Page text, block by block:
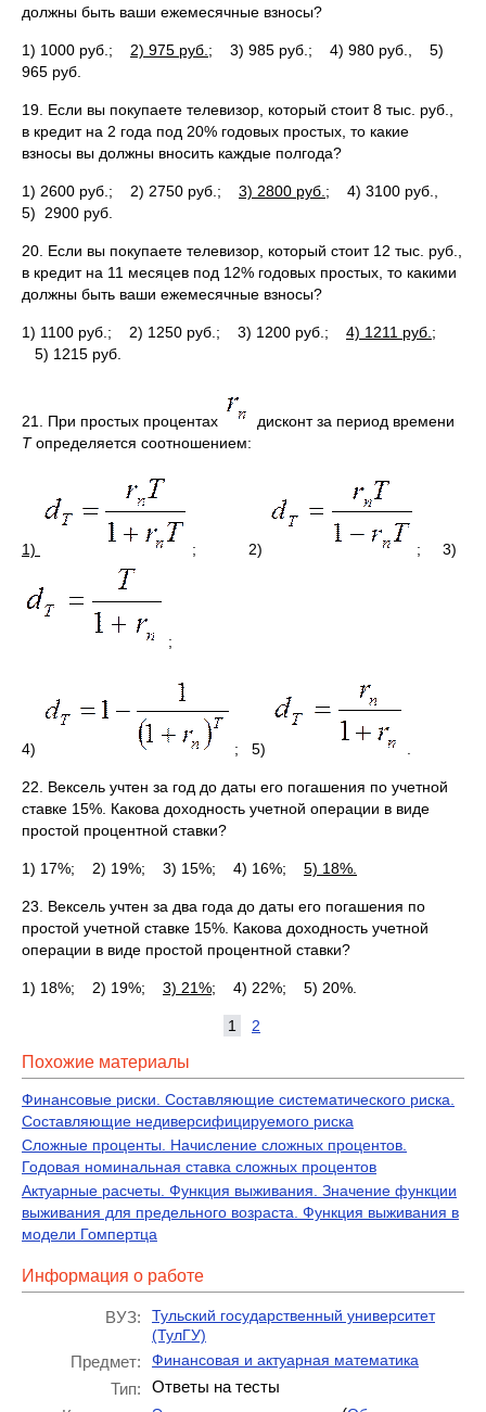
должны быть ваши ежемесячные взносы?
1) 1000 руб.; 2) 975 руб.; 3) 985 руб.; 4) 980 руб., 5)
965 руб.
19. Если вы покупаете телевизор, который стоит 8 тыс. руб.,
в кредит на 2 года под 20% годовых простых, то какие
взносы вы должны вносить каждые полгода?
1) 2600 руб.; 2) 2750 руб.; 3) 2800 руб.; 4) 3100 руб.,
5) 2900 руб.
20. Если вы покупаете телевизор, который стоит 12 тыс. руб.,
в кредит на 11 месяцев под 12% годовых простых, то какими
должны быть ваши ежемесячные взносы?
1) 1100 руб.; 2) 1250 руб.; 3) 1200 руб.; 4) 1211 руб.;
5) 1215 руб.
21. При простых процентах
дисконт за период времени
Топределяется соотношением:
1) ; 2) ; 3)
;
4) ; 5)
22. Вексель учтен за год до даты его погашения по учетной
ставке 15%. Какова доходность учетной операции в виде
простой процентной ставки?
1) 17%; 2) 19%; 3) 15%; 4) 16%; 5) 18%.
23. Вексель учтен за два года до даты его погашения по
простой учетной ставке 15%. Какова доходность учетной
операции в виде простой процентной ставки?
1) 18%; 2) 19%; 3) 21%; 4) 22%; 5) 20%.
1 2
Похожие материалы
Финансовые риски. Составляющие систематического риска.
Составляющие недиверсифицируемого риска
Сложные проценты. Начисление сложных процентов.
Годовая номинальная ставка сложных процентов
Актуарные расчеты. Функция выживания. Значение функции
выживания для предельного возраста. Функция выживания в
модели Гомпертца
Информация о работе
ВУЗ:
Тульский государственный университет
(ТулГУ)
Предмет: Финансовая и актуарная математика
Тип:
Ответы на тесты